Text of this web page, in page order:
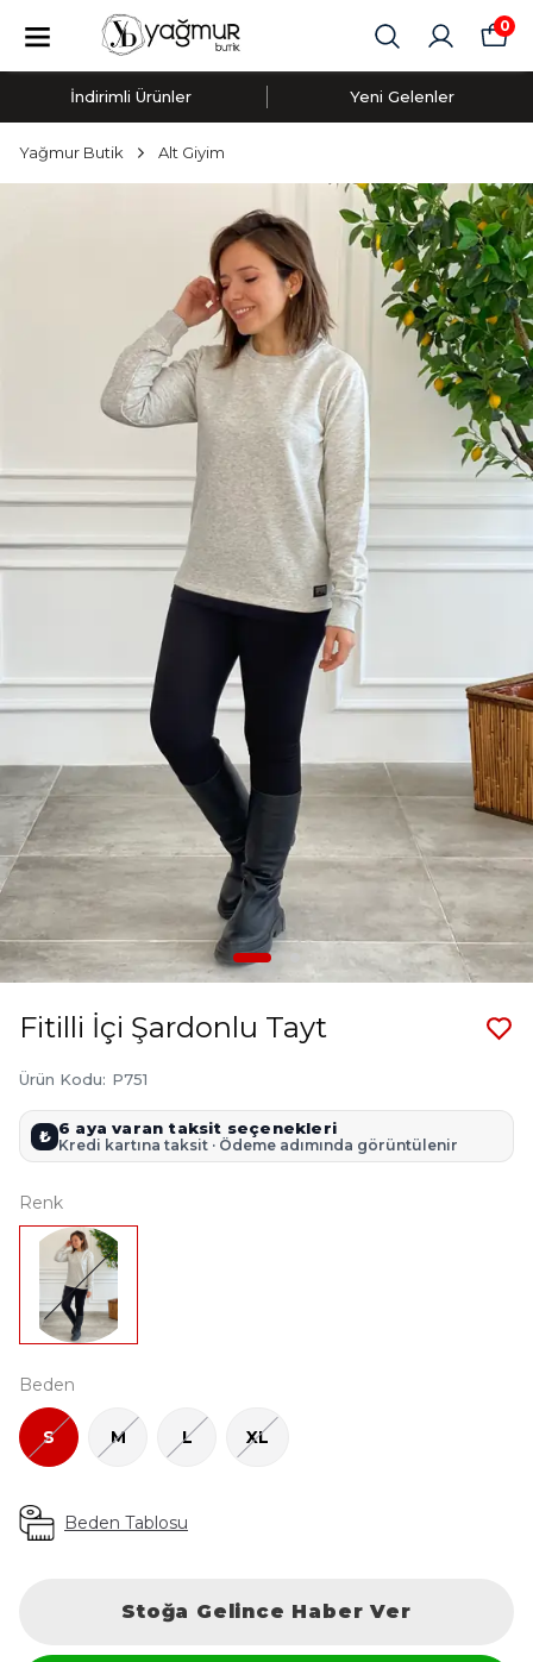
0
İndirimli Ürünler Yeni Gelenler
Yağmur Butik Alt Giyim
Fitilli İçi Şardonlu Tayt
Ürün Kodu: P751
₺ 6 aya varan taksit seçenekleri
Kredi kartına taksit · Ödeme adımında görüntülenir
Renk
Beden
S M L XL
Beden Tablosu
Stoğa Gelince Haber Ver